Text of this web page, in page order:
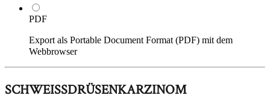
PDF
Export als Portable Document Format (PDF) mit dem
Webbrowser
SCHWEISSDRÜSENKARZINOM